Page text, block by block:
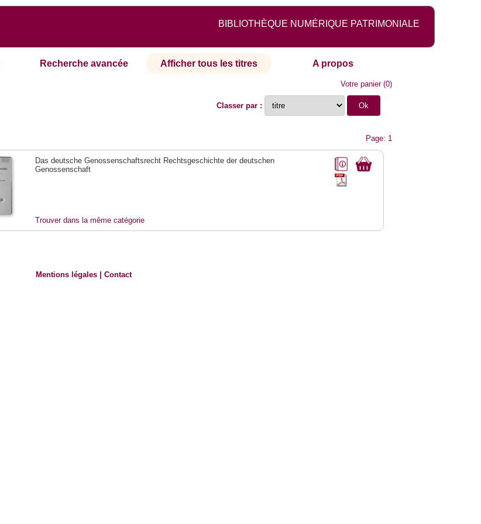
BIBLIOTHÈQUE NUMÉRIQUE PATRIMONIALE
Recherche avancée Afficher tous les titres A propos
Votre panier(0)
Classer par :
Page: 1
Das deutsche Genossenschaftsrecht Rechtsgeschichte der deutschen
Genossenschaft
Trouver dans la même catégorie
Mentions légales |Contact